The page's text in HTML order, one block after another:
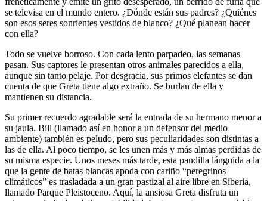
se televisa en el mundo entero. ¿Dónde están sus padres? ¿Quiénes
son esos seres sonrientes vestidos de blanco? ¿Qué planean hacer
con ella?
Todo se vuelve borroso. Con cada lento parpadeo, las semanas
pasan. Sus captores le presentan otros animales parecidos a ella,
aunque sin tanto pelaje. Por desgracia, sus primos elefantes se dan
cuenta de que Greta tiene algo extraño. Se burlan de ella y
mantienen su distancia.
Su primer recuerdo agradable será la entrada de su hermano menor a
su jaula. Bill (llamado así en honor a un defensor del medio
ambiente) también es peludo, pero sus peculiaridades son distintas a
las de ella. Al poco tiempo, se les unen más y más almas perdidas de
su misma especie. Unos meses más tarde, esta pandilla lánguida a la
que la gente de batas blancas apoda con cariño “peregrinos
climáticos” es trasladada a un gran pastizal al aire libre en Siberia,
llamado Parque Pleistoceno. Aquí, la ansiosa Greta disfruta un